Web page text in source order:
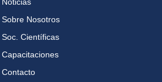
Sobre Nosotros
Soc. Científicas
Capacitaciones
Contacto